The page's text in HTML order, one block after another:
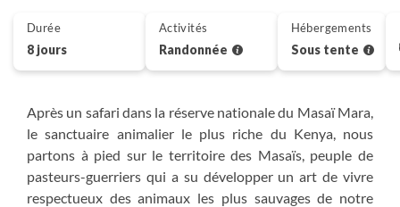
Après un safari dans la réserve nationale du Masaï Mara,
le sanctuaire animalier le plus riche du Kenya, nous
partons à pied sur le territoire des Masaïs, peuple de
pasteurs-guerriers qui a su développer un art de vivre
respectueux des animaux les plus sauvages de notre
Durée
8 jours
Activités
Randonnée
Hébergements
Sous tente